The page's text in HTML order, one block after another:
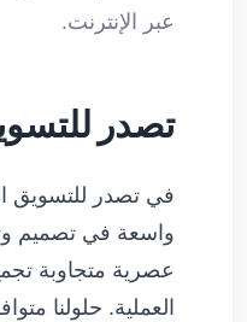
عبر الإنترنت.
تصدر
في تصدر للتسويق
واسعة في تصميم
عصرية متجاوبة
العملية. حلولنا